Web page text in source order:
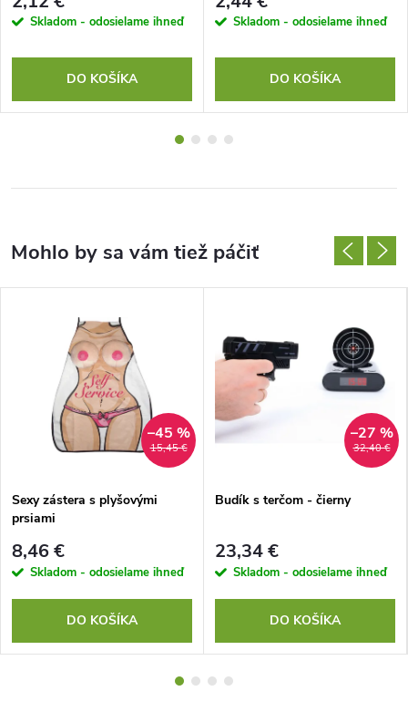
Skladom - odosielame ihneď
DO KOŠÍKA
Skladom - odosielame ihneď
DO KOŠÍKA
15,45 €
–45 %
Sexy zástera s plyšovými
prsiami
8,46 €
Skladom - odosielame ihneď
DO KOŠÍKA
32,40 €
–27 %
Budík s terčom - čierny
23,34 €
Skladom - odosielame ihneď
DO KOŠÍKA